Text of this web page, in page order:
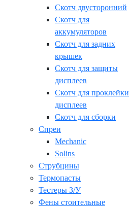
Скотч двусторонний
Скотч для
аккумуляторов
Скотч для задних
крышек
Скотч для защиты
дисплеев
Скотч для проклейки
дисплеев
Скотч для сборки
Спреи
Mechanic
Solins
Струбцины
Термопасты
Тестеры З/У
Фены стоительные